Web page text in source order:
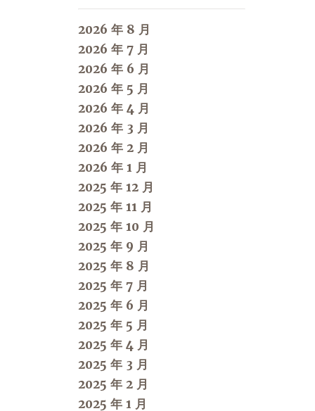
2026 年 8 月
2026 年 7 月
2026 年 6 月
2026 年 5 月
2026 年 4 月
2026 年 3 月
2026 年 2 月
2026 年 1 月
2025 年 12 月
2025 年 11 月
2025 年 10 月
2025 年 9 月
2025 年 8 月
2025 年 7 月
2025 年 6 月
2025 年 5 月
2025 年 4 月
2025 年 3 月
2025 年 2 月
2025 年 1 月